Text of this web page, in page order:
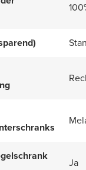
Ja